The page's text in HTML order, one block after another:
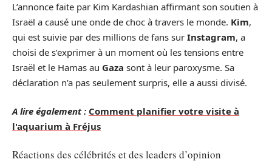
L’annonce faite par Kim Kardashian affirmant son soutien à
Israël a causé une onde de choc à travers le monde. Kim,
qui est suivie par des millions de fans sur Instagram, a
choisi de s’exprimer à un moment où les tensions entre
Israël et le Hamas au Gaza sont à leur paroxysme. Sa
déclaration n’a pas seulement surpris, elle a aussi divisé.
A lire également : Comment planifier votre visite à
l'aquarium à Fréjus
Réactions des célébrités et des leaders d’opinion